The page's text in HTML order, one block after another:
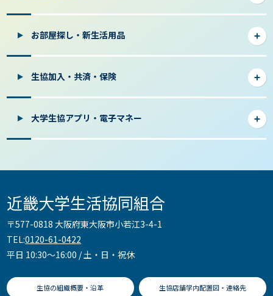
お部屋探し・新生活用品
生協加入・共済・保険
大学生協アプリ・電子マネー
近畿大学生活協同組合
〒577-0818 大阪府東大阪市小若江3-4-1
TEL:0120-61-0422
平日 10:30～16:00 / 土・日・祝休
生協の組織概要・沿革 生協店舗学内配置図・連絡先